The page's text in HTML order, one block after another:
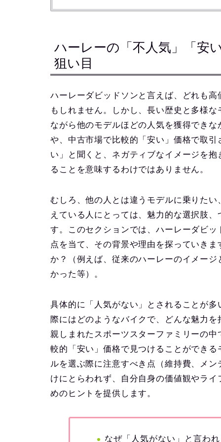
ハーレーの「不人気」「安
狙い目
ハーレーダビッドソンと言えば、どれも
もしれません。しかし、長い歴史と多様
ながら他のモデルほどの人気を獲得でき
や、中古市場で比較的「安い」価格で取
い」と聞くと、ネガティブなイメージを
ることを意味するわけではありません。
むしろ、他の人とは違うモデルに乗りた
えている人にとっては、魅力的な選択肢
す。このセクションでは、ハーレーダビ
点を当て、その背景や理由を探っていき
か？（例えば、従来のハーレーのイメー
かった等）。
具体的に「人気がない」とされることが
際にはどのようなバイクで、どんな魅力
親しまれたスポーツスターファミリーの
較的「安い」価格で見つけることができ
ルを選ぶ際に注意すべき点（維持費、メ
けにとらわれず、自分自身の価値観やラ
めのヒントを提供します。
なぜ「人気がない」と言わ